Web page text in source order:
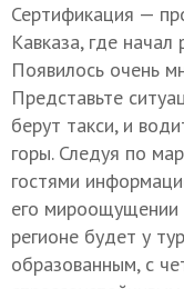
Сертификация —
Кавказа, где начал
Появилось очень
Представьте
берут такси, и
горы. Следуя по
гостями
его мироощущении
регионе будет у
образованным, с